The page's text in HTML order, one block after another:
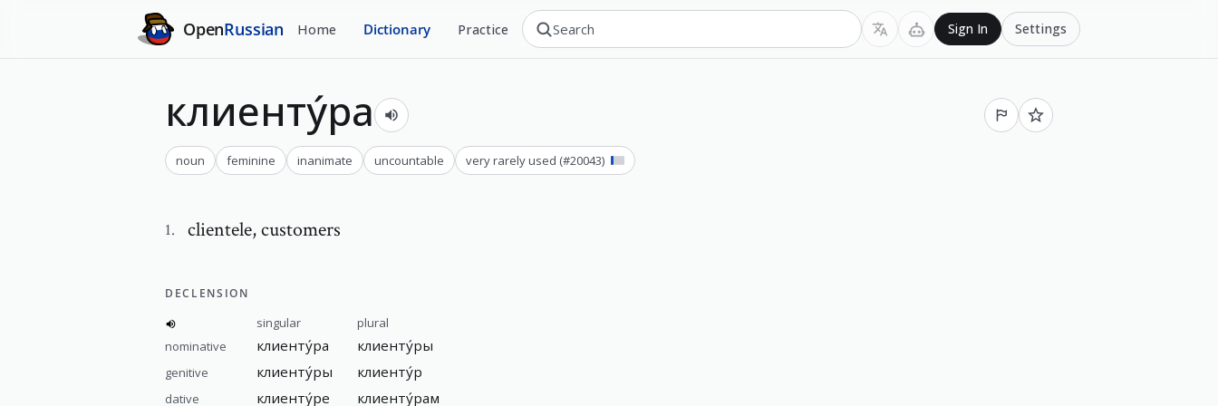
OpenRussian Home Dictionary Practice Sign In Settings
клиенту́ра
noun feminine inanimate uncountable very rarely used (#20043)
1. clientele,customers
DECLENSION
singular
plural
nominative
клиенту́ра клиенту́ры
genitive клиенту́ры клиенту́р
dative клиенту́ре клиенту́рам